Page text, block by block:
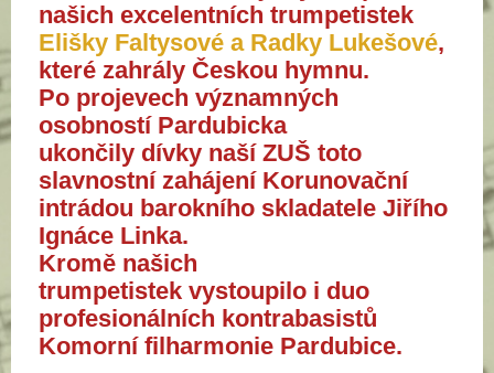
našich excelentních trumpetistek
Elišky Faltysové a Radky Lukešové,
které zahrály Českou hymnu.
Po projevech významných
osobností Pardubicka
ukončily dívky naší ZUŠ toto
slavnostní zahájení Korunovační
intrádou barokního skladatele Jiřího
Ignáce Linka.
Kromě našich
trumpetistek vystoupilo i duo
profesionálních kontrabasistů
Komorní filharmonie Pardubice.